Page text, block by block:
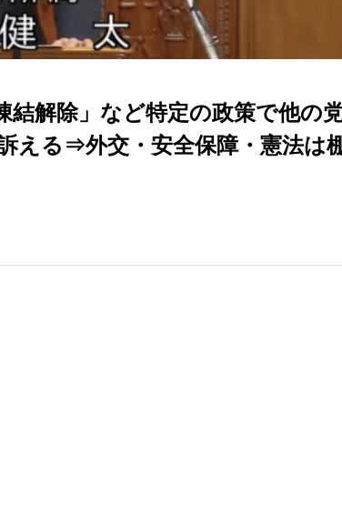
結解除」など特定の政策で他の
える⇒外交・安全保障・憲法は